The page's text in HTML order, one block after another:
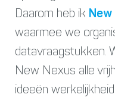
Daarom heb ik New
waarmee we
datavraagstukken.
New Nexus alle
ideeën